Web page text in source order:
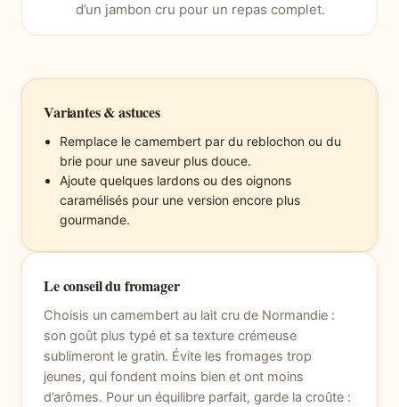
d’un jambon cru pour un repas complet.
Variantes & astuces
Remplace le camembert par du reblochon ou du
brie pour une saveur plus douce.
Ajoute quelques lardons ou des oignons
caramélisés pour une version encore plus
gourmande.
Le conseil du fromager
Choisis un camembert au lait cru de Normandie :
son goût plus typé et sa texture crémeuse
sublimeront le gratin. Évite les fromages trop
jeunes, qui fondent moins bien et ont moins
d’arômes. Pour un équilibre parfait, garde la croûte :